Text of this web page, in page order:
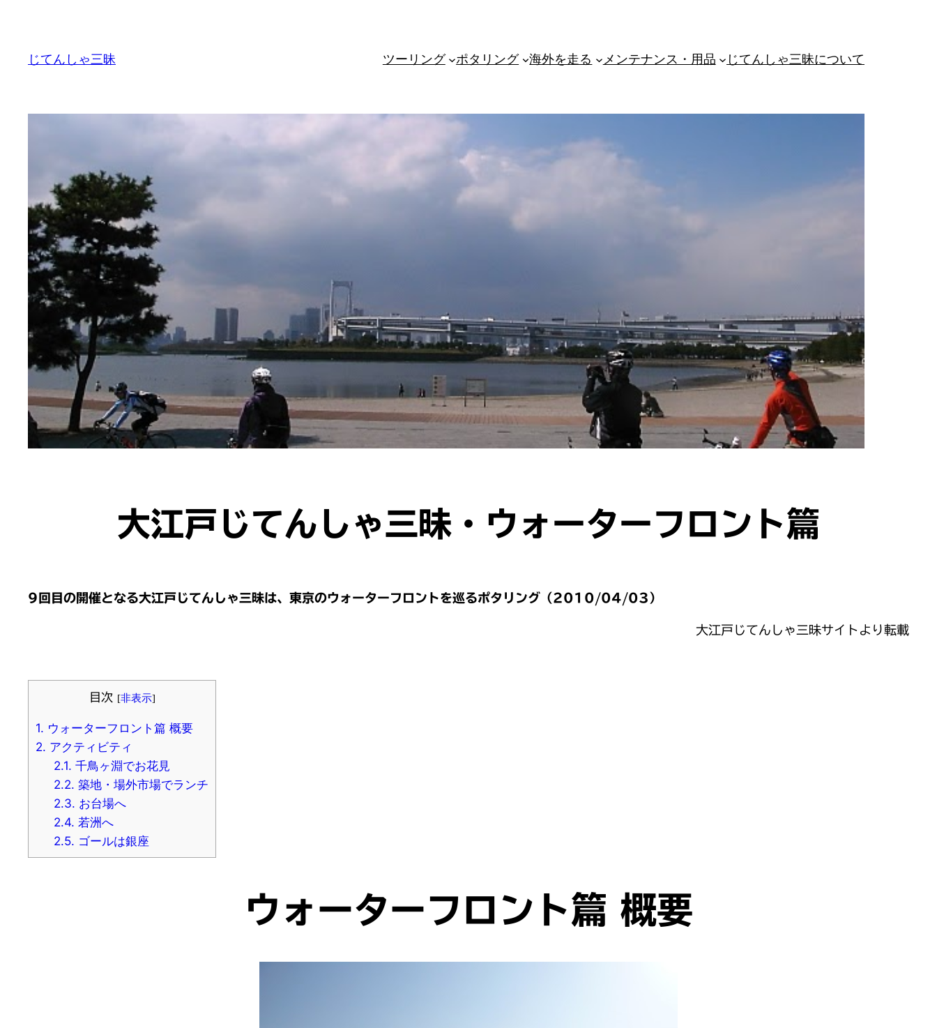
じてんしゃ三昧 ツーリング ポタリング 海外を走る メンテナンス・用品 じてんしゃ三昧について
大江戸じてんしゃ三昧・ウォーターフロント篇
9回目の開催となる大江戸じてんしゃ三昧は、東京のウォーターフロントを巡るポタリング（2010/04/03）
大江戸じてんしゃ三昧サイトより転載
目次 [非表示]
1. ウォーターフロント篇 概要
2. アクティビティ
2.1. 千鳥ヶ淵でお花見
2.2. 築地・場外市場でランチ
2.3. お台場へ
2.4. 若洲へ
2.5. ゴールは銀座
ウォーターフロント篇 概要